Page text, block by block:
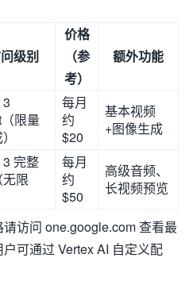
级别
价格
（参
考）
额外功能
限量
每月
约
$20
基本视频
+图像生成
完整
限
每月
约
$50
高级音频、
长视频预览
访问 one.google.com 查看最
可通过 Vertex AI 自定义配